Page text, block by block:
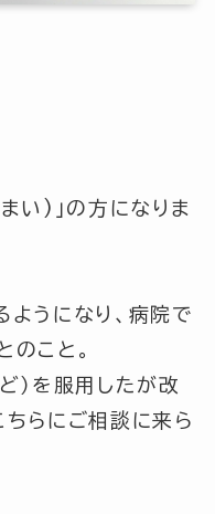
い)」の方になりま
うになり、病院で
こと。
）を服用したが改
らにご相談に来ら